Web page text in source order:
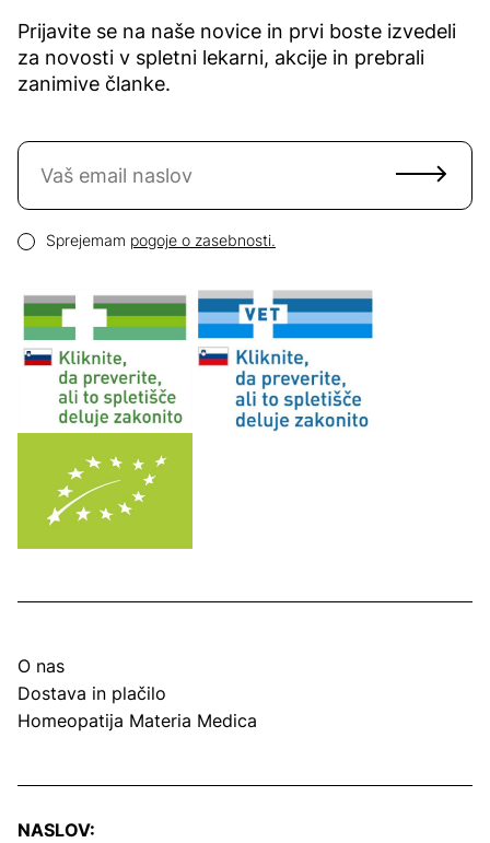
Prijavite se na naše novice in prvi boste izvedeli
za novosti v spletni lekarni, akcije in prebrali
zanimive članke.
Naročite se na novice
Pogoji zasebnosti
Sprejemam pogoje o zasebnosti.
O nas
Dostava in plačilo
Homeopatija Materia Medica
NASLOV: